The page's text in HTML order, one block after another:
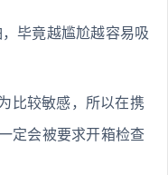
毕竟越尴尬越容易吸
比较敏感，所以在携
定会被要求开箱检查